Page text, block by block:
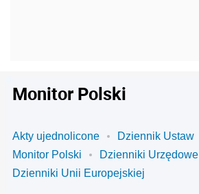
Monitor Polski
Akty ujednolicone
Dziennik Ustaw
Monitor Polski
Dzienniki Urzędowe
Dzienniki Unii Europejskiej